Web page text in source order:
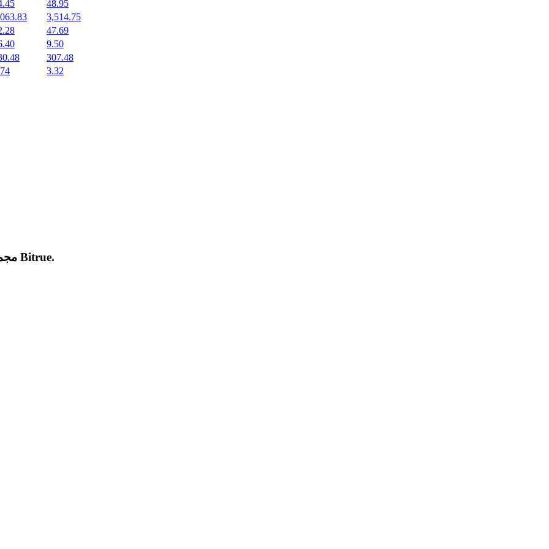
48.95
3,514.75
47.69
9.50
307.48
3.32
Bitrue.